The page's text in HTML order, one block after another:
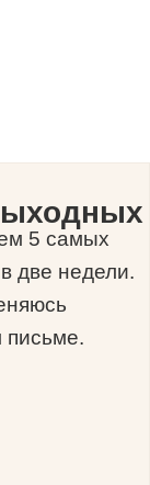
5 самых
две недели.